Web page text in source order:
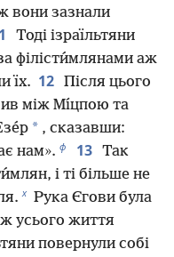
вони зазнали
Тоді ізраїльтяни
філісти́млянами аж
їх. 12 Після цього
між Мı́цпою та
* , сказавши:
нам». ф 13 Так
і ті більше не
х Рука Єгови була
усього життя
повернули собі